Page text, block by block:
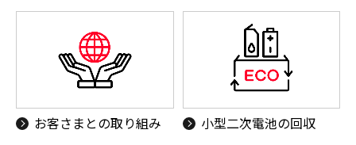
お客さまとの取り組み 小型二次電池の回収